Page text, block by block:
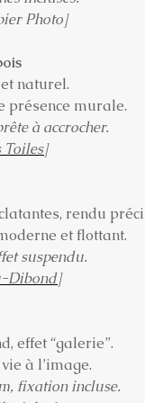
Photo]
naturel.
présence murale.
à accrocher.
Toiles]
rendu
et flottant.
suspendu.
Dibond]
effet “galerie”.
à l’image.
fixation incluse.